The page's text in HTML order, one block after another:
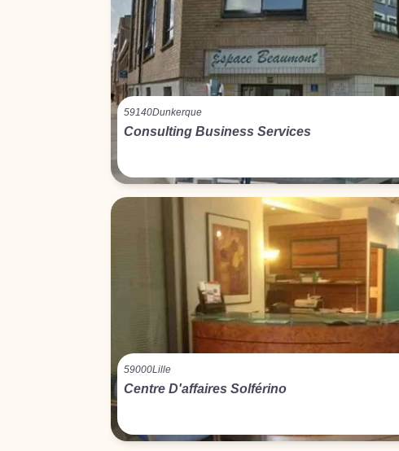
59140Dunkerque
Consulting Business Services
59000Lille
Centre D'affaires Solférino